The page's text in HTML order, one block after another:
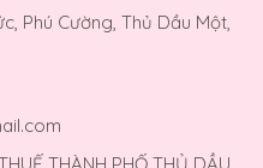
Phú Cường, Thủ Dầu Một,